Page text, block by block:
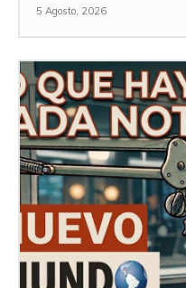
5 Agosto, 2026